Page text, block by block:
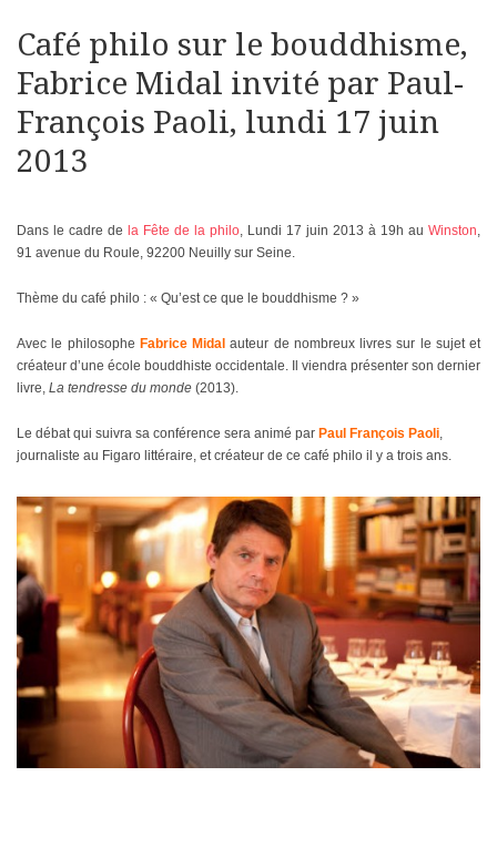
Café philo sur le bouddhisme,
Fabrice Midal invité par Paul-
François Paoli, lundi 17 juin
2013
Dans le cadre de la Fête de la philo, Lundi 17 juin 2013 à 19h au Winston,
91 avenue du Roule, 92200 Neuilly sur Seine.
Thème du café philo : « Qu’est ce que le bouddhisme ? »
Avec le philosophe Fabrice Midal auteur de nombreux livres sur le sujet et
créateur d’une école bouddhiste occidentale. Il viendra présenter son dernier
livre, La tendresse du monde (2013).
Le débat qui suivra sa conférence sera animé par Paul François Paoli,
journaliste au Figaro littéraire, et créateur de ce café philo il y a trois ans.